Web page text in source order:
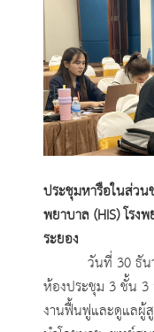
ประชุมหารือในส่วน
พยาบาล (HIS) โรง
ระยอง
วันที่ 30 ธันวา
ห้องประชุม 3 ชั้น 3
งานฟื้นฟูและดูแลผู้